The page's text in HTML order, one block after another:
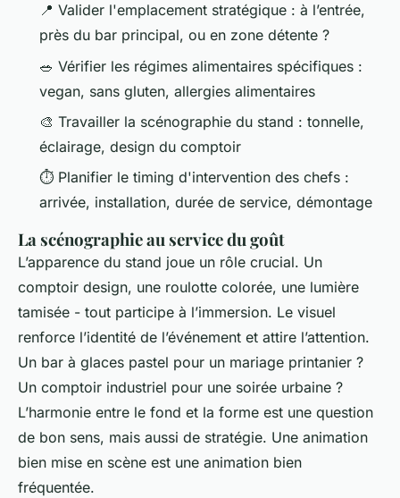
📍 Valider l'emplacement stratégique : à l’entrée,
près du bar principal, ou en zone détente ?
🥗 Vérifier les régimes alimentaires spécifiques :
vegan, sans gluten, allergies alimentaires
🎨 Travailler la scénographie du stand : tonnelle,
éclairage, design du comptoir
⏱️ Planifier le timing d'intervention des chefs :
arrivée, installation, durée de service, démontage
La scénographie au service du goût
L’apparence du stand joue un rôle crucial. Un
comptoir design, une roulotte colorée, une lumière
tamisée - tout participe à l’immersion. Le visuel
renforce l’identité de l’événement et attire l’attention.
Un bar à glaces pastel pour un mariage printanier ?
Un comptoir industriel pour une soirée urbaine ?
L’harmonie entre le fond et la forme est une question
de bon sens, mais aussi de stratégie. Une animation
bien mise en scène est une animation bien
fréquentée.